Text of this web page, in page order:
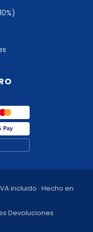
Pay
incluido · Hecho en
·Devoluciones